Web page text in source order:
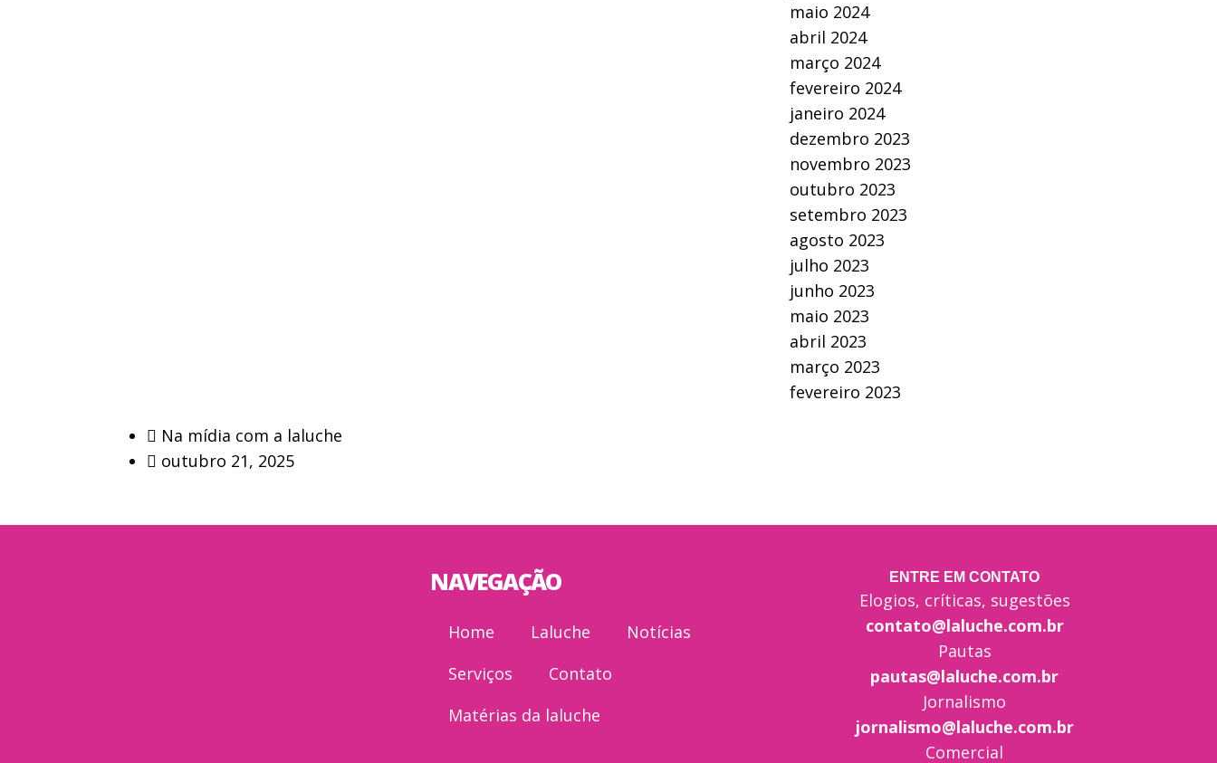
maio 2024
abril 2024
março 2024
fevereiro 2024
janeiro 2024
dezembro 2023
novembro 2023
outubro 2023
setembro 2023
agosto 2023
julho 2023
junho 2023
maio 2023
abril 2023
março 2023
fevereiro 2023
Na mídia com a laluche
outubro 21, 2025
NAVEGAÇÃO
Home Laluche
Notícias
Serviços
Contato
Matérias da laluche
ENTRE EM CONTATO
Elogios, críticas, sugestões
contato@laluche.com.br
Pautas
pautas@laluche.com.br
Jornalismo
jornalismo@laluche.com.br
Comercial